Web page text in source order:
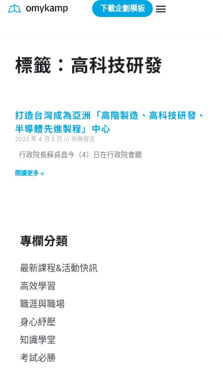
下載企劃模板
標籤：高科技研發
打造台灣成為亞洲「高階製造、高科技研發、
半導體先進製程」中心
2022 年 4 月 2 日 尚無留言
行政院長蘇貞昌今（4）日在行政院會聽
閱讀更多 »
專欄分類
最新課程&活動快訊
高效學習
職涯與職場
身心紓壓
知識學堂
考試必勝